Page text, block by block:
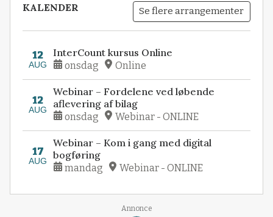
KALENDER Se flere arrangementer
12
AUG
InterCount kursus Online
onsdag Online
12
AUG
Webinar – Fordelene ved løbende
aflevering af bilag
onsdag Webinar - ONLINE
17
AUG
Webinar – Kom i gang med digital
bogføring
mandag Webinar - ONLINE
Annonce